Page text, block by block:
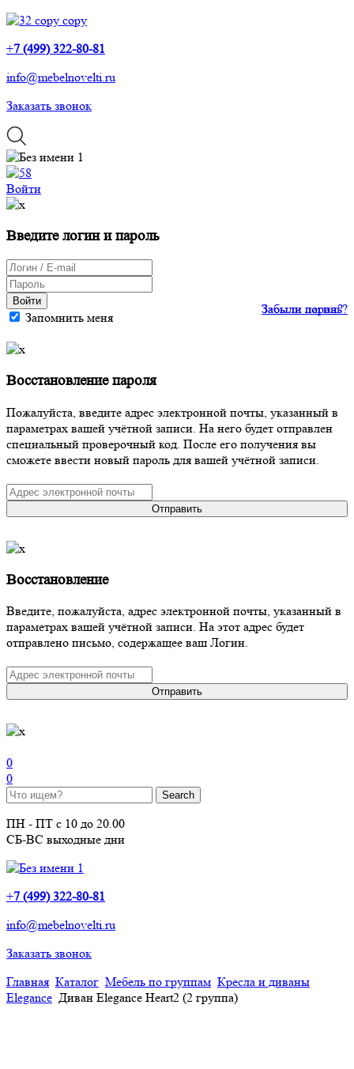
+7 (499) 322-80-81
info@mebelnovelti.ru
Заказать звонок
Войти
Введите логин и пароль
Войти
Запомнить меня
Забыли пароль?
Забыли логин?
Восстановление пароля
Пожалуйста, введите адрес электронной почты, указанный в
параметрах вашей учётной записи. На него будет отправлен
специальный проверочный код. После его получения вы
сможете ввести новый пароль для вашей учётной записи.
Отправить
Восстановление
Введите, пожалуйста, адрес электронной почты, указанный в
параметрах вашей учётной записи. На этот адрес будет
отправлено письмо, содержащее ваш Логин.
Отправить
0
0
ПН - ПТ с 10 до 20.00
СБ-ВС выходные дни
+7 (499) 322-80-81
info@mebelnovelti.ru
Заказать звонок
Главная Каталог Мебель по группам Кресла и диваны
Elegance Диван Elegance Heart2 (2 группа)